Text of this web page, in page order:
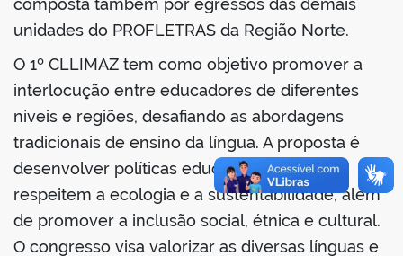
composta também por egressos das demais
unidades do PROFLETRAS da Região Norte.
O 1º CLLIMAZ tem como objetivo promover a
interlocução entre educadores de diferentes
níveis e regiões, desafiando as abordagens
tradicionais de ensino da língua. A proposta é
desenvolver políticas educacionais que
respeitem a ecologia e a sustentabilidade, além
de promover a inclusão social, étnica e cultural.
O congresso visa valorizar as diversas línguas e